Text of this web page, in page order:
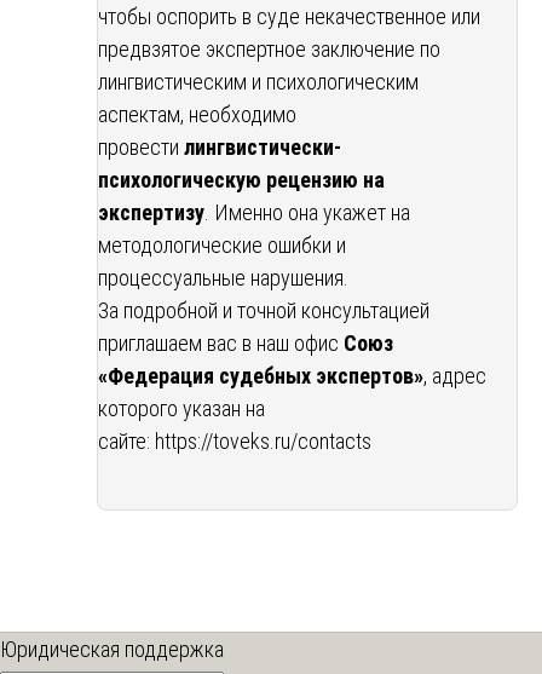
чтобы оспорить в суде некачественное или
предвзятое экспертное заключение по
лингвистическим и психологическим
аспектам, необходимо
провести лингвистически-
психологическую рецензию на
экспертизу . Именно она укажет на
методологические ошибки и
процессуальные нарушения.
За подробной и точной консультацией
приглашаем вас в наш офис Союз
«Федерация судебных экспертов», адрес
которого указан на
сайте: https://toveks.ru/contacts
Юридическая поддержка